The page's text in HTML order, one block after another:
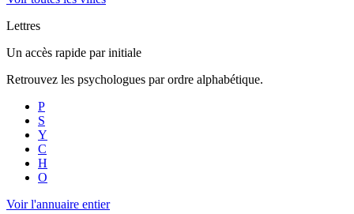
Lettres
Un accès rapide par initiale
Retrouvez les psychologues par ordre alphabétique.
P
S
Y
C
H
O
Voir l'annuaire entier